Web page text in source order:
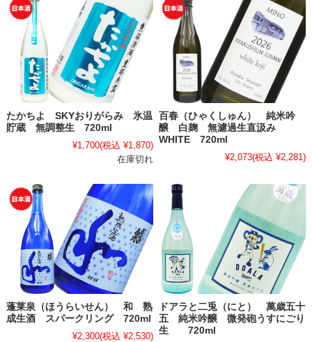
たかちよ SKYおりがらみ 氷温
貯蔵 無調整生 720ml
¥1,700(税込 ¥1,870)
在庫切れ
百春（ひゃくしゅん） 純米吟
醸 白麹 無濾過生直汲み
WHITE 720ml
¥2,073(税込 ¥2,281)
蓬莱泉（ほうらいせん） 和 熟
成生酒 スパークリング 720ml
¥2,300(税込 ¥2,530)
ドアラと二兎（にと） 萬歳五十
五 純米吟醸 微発砲うすにごり
生 720ml